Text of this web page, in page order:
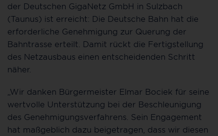
der Deutschen GigaNetz GmbH in Sulzbach
(Taunus) ist erreicht: Die Deutsche Bahn hat die
erforderliche Genehmigung zur Querung der
Bahntrasse erteilt. Damit rückt die Fertigstellung
des Netzausbaus einen entscheidenden Schritt
näher.
„Wir danken Bürgermeister Elmar Bociek für seine
wertvolle Unterstützung bei der Beschleunigung
des Genehmigungsverfahrens. Sein Engagement
hat maßgeblich dazu beigetragen, dass wir diesen